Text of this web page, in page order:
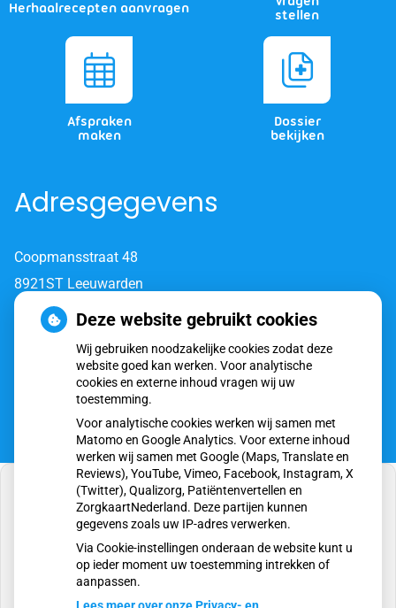
Herhaalrecepten aanvragen
stellen
Afspraken
maken
Dossier
bekijken
Adresgegevens
Coopmansstraat 48
8921ST Leeuwarden
058-7620 820
assistente@huisartsendealbatros.nl
U heeft geen toestemming gegeven voor
externe inhoud die nodig is om dit te zien.
Cookie-instellingen wijzigen
Deze website gebruikt cookies
Wij gebruiken noodzakelijke cookies zodat deze
website goed kan werken. Voor analytische
cookies en externe inhoud vragen wij uw
toestemming.
Voor analytische cookies werken wij samen met
Matomo en Google Analytics. Voor externe inhoud
werken wij samen met Google (Maps, Translate en
Reviews), YouTube, Vimeo, Facebook, Instagram, X
(Twitter), Qualizorg, Patiëntenvertellen en
ZorgkaartNederland. Deze partijen kunnen
gegevens zoals uw IP-adres verwerken.
Via Cookie-instellingen onderaan de website kunt u
op ieder moment uw toestemming intrekken of
aanpassen.